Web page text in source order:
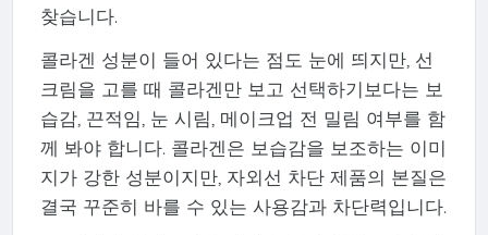
찾습니다.
콜라겐 성분이 들어 있다는 점도 눈에 띄지만, 선
크림을 고를 때 콜라겐만 보고 선택하기보다는 보
습감, 끈적임, 눈 시림, 메이크업 전 밀림 여부를 함
께 봐야 합니다. 콜라겐은 보습감을 보조하는 이미
지가 강한 성분이지만, 자외선 차단 제품의 본질은
결국 꾸준히 바를 수 있는 사용감과 차단력입니다.